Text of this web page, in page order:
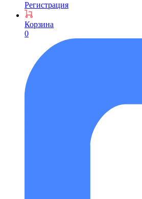
Регистрация
Корзина
0